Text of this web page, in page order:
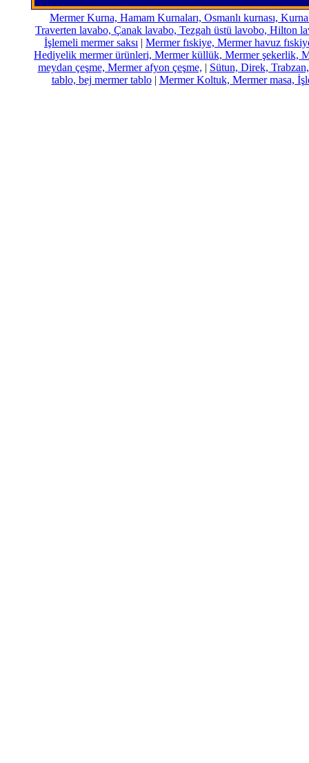
Mermer Kurna, Hamam Kurnaları, Osmanlı kurnası,
Traverten lavabo, Çanak lavabo, Tezgah üstü lavobo, Hilton
İşlemeli mermer saksı | Mermer fıskiye, Mermer havuz
Hediyelik mermer ürünleri, Mermer küllük, Mermer şekerlik,
meydan çeşme, Mermer afyon çeşme, | Sütun, Direk, Trabzan,
tablo, bej mermer tablo| Mermer Koltuk, Mermer masa,